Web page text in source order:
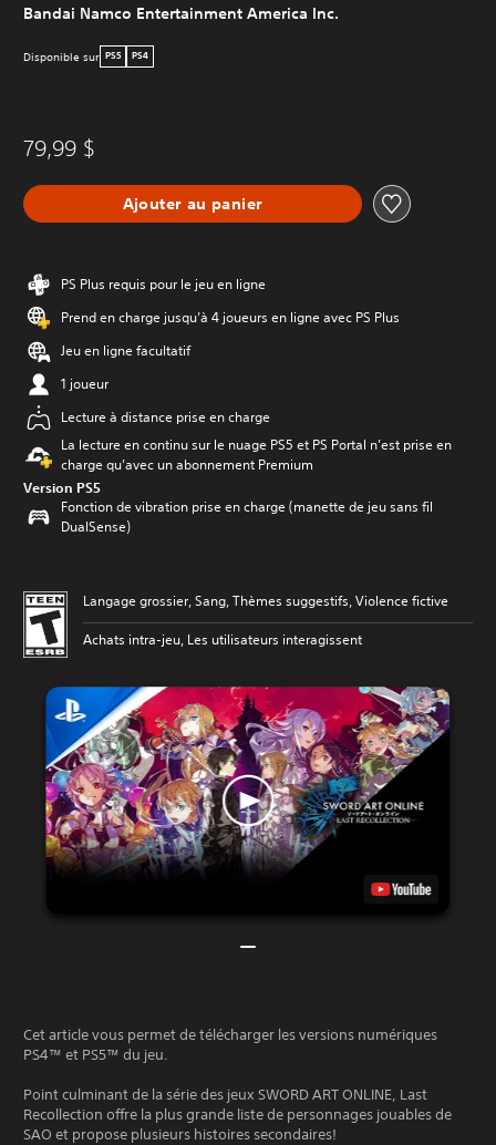
Bandai Namco Entertainment America Inc.
Disponible sur PS5 PS4
79,99 $
Ajouter au panier
PS Plus requis pour le jeu en ligne
Prend en charge jusqu’à 4 joueurs en ligne avec PS Plus
Jeu en ligne facultatif
1 joueur
Lecture à distance prise en charge
La lecture en continu sur le nuage PS5 et PS Portal n’est prise en
charge qu’avec un abonnement Premium
Version PS5
Fonction de vibration prise en charge (manette de jeu sans fil
DualSense)
Langage grossier, Sang, Thèmes suggestifs, Violence fictive
Achats intra-jeu, Les utilisateurs interagissent
Cet article vous permet de télécharger les versions numériques
PS4™ et PS5™ du jeu.
Point culminant de la série des jeux SWORD ART ONLINE, Last
Recollection offre la plus grande liste de personnages jouables de
SAO et propose plusieurs histoires secondaires!